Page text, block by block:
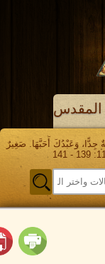
أَحَبَّهَا. صَغِيرٌ